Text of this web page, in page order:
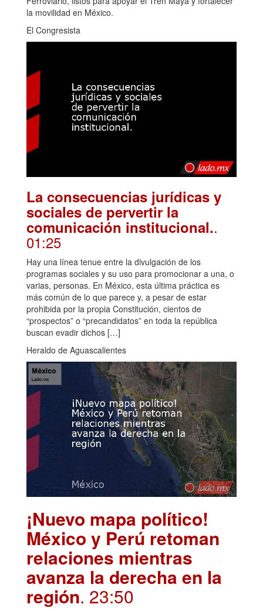
la movilidad en México.
El Congresista
La consecuencias jurídicas y
sociales de pervertir la
comunicación institucional..
01:25
Hay una línea tenue entre la divulgación de los
programas sociales y su uso para promocionar a una, o
varias, personas. En México, esta última práctica es
más común de lo que parece y, a pesar de estar
prohibida por la propia Constitución, cientos de
“prospectos” o “precandidatos” en toda la república
buscan evadir dichos […]
Heraldo de Aguascalientes
¡Nuevo mapa político!
México y Perú retoman
relaciones mientras
avanza la derecha en la
región. 23:50